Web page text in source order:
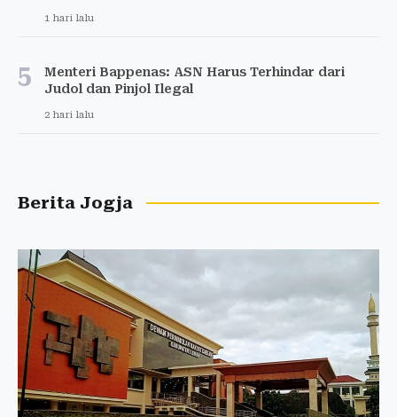
1 hari lalu
5
Menteri Bappenas: ASN Harus Terhindar dari
Judol dan Pinjol Ilegal
2 hari lalu
Berita Jogja